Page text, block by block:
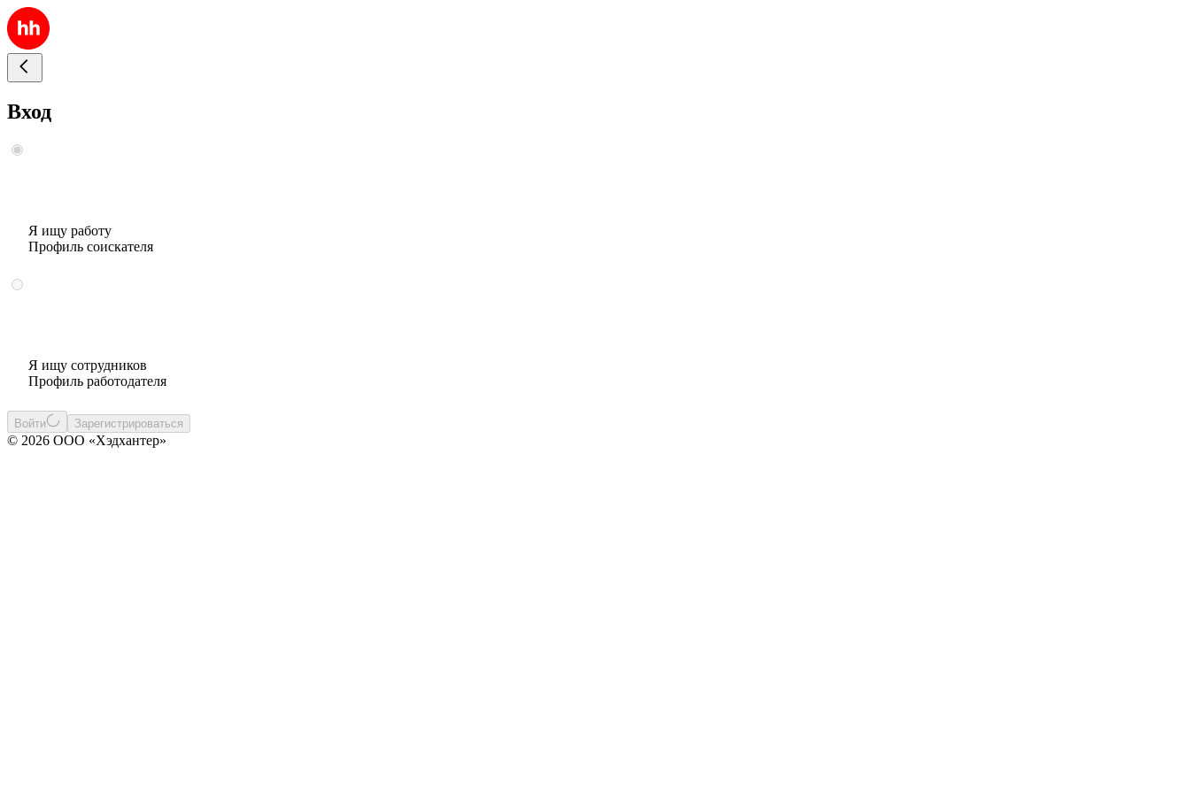
Вход
Я ищу работу
Профиль соискателя
Я ищу сотрудников
Профиль работодателя
Войти Зарегистрироваться
© 2026 ООО «Хэдхантер»